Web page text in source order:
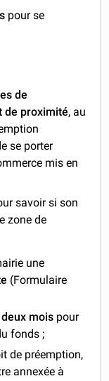
pour se
de
de proximité, au
se porter
mis en
savoir si son
zone de
une
(Formulaire
mois pour
fonds ;
de préemption,
annexée à